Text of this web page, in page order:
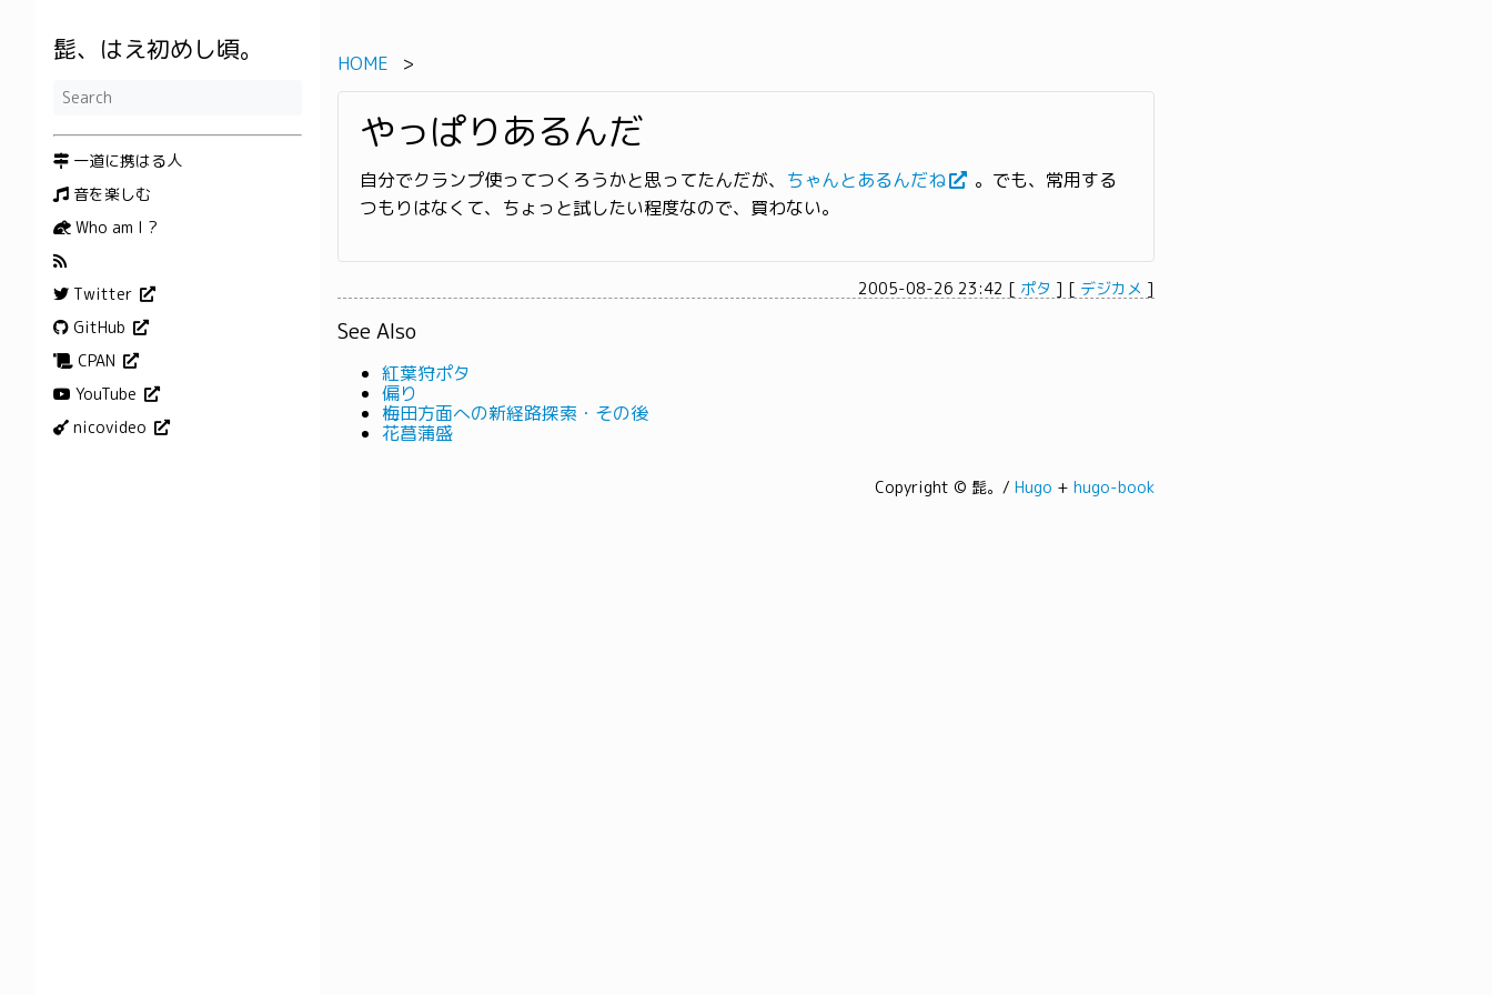
髭、はえ初めし頃。
一道に携はる人
音を楽しむ
Who am I ?
Twitter
GitHub
CPAN
YouTube
nicovideo
HOME
やっぱりあるんだ
自分でクランプ使ってつくろうかと思ってたんだが、 ちゃんとあるんだね
。でも、常用する
つもりはなくて、ちょっと試したい程度なので、買わない。
2005-08-26 23:42 [ ポタ ] [ デジカメ ]
See Also
紅葉狩ポタ
偏り
梅田方面への新経路探索・その後
花菖蒲盛
Copyright © 髭。/ Hugo + hugo-book